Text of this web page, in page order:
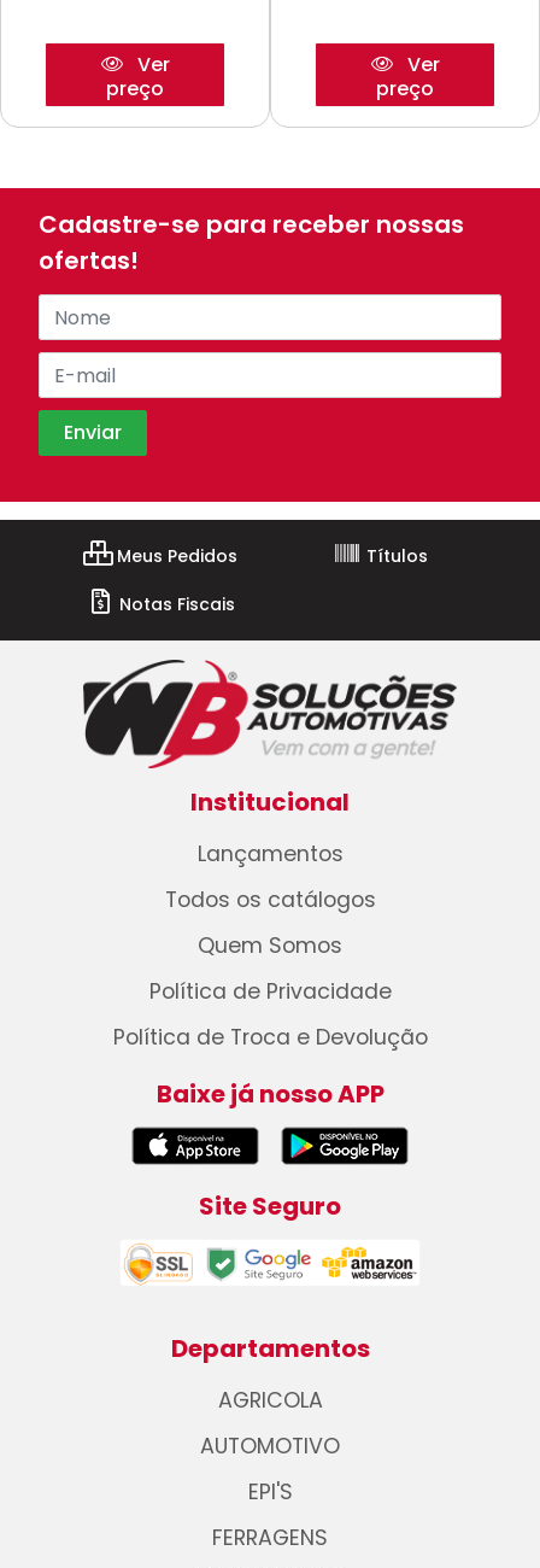
Ver
preço
Ver
preço
Cadastre-se para receber nossas
ofertas!
Meus Pedidos
Títulos
Notas Fiscais
Institucional
Lançamentos
Todos os catálogos
Quem Somos
Política de Privacidade
Política de Troca e Devolução
Baixe já nosso APP
Site Seguro
Departamentos
AGRICOLA
AUTOMOTIVO
EPI'S
FERRAGENS